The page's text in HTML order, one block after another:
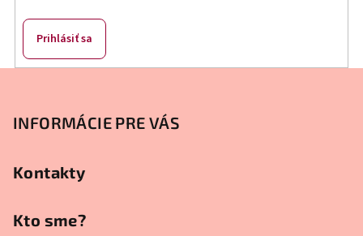
Prihlásiť sa
INFORMÁCIE PRE VÁS
Kontakty
Kto sme?